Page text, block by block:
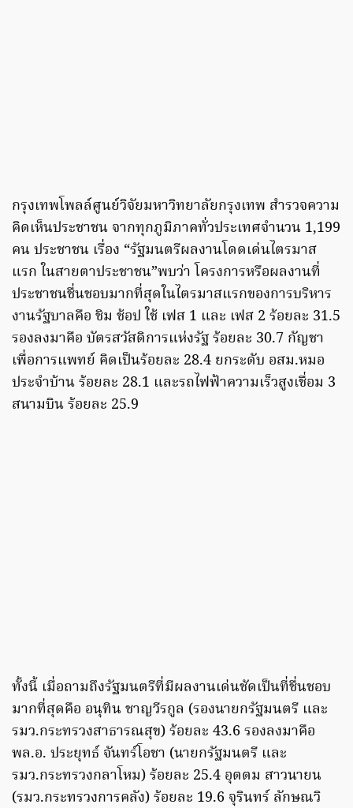
กรุงเทพโพลล์ศูนย์วิจัยมหาวิทยาลัยกรุงเทพ สำรวจความ
คิดเห็นประชาชน จากทุกภูมิภาคทั่วประเทศจำนวน 1,199
คน ประชาชน เรื่อง “รัฐมนตรีผลงานโดดเด่นไตรมาส
แรก ในสายตาประชาชน”พบว่า โครงการหรือผลงานที่
ประชาชนชื่นชอบมากที่สุดในไตรมาสแรกของการบริหาร
งานรัฐบาลคือ ชิม ช้อป ใช้ เฟส 1 และ เฟส 2 ร้อยละ 31.5
รองลงมาคือ บัตรสวัสดิการแห่งรัฐ ร้อยละ 30.7 กัญชา
เพื่อการแพทย์ คิดเป็นร้อยละ 28.4 ยกระดับ อสม.หมอ
ประจำบ้าน ร้อยละ 28.1 และรถไฟฟ้าความเร็วสูงเชื่อม 3
สนามบิน ร้อยละ 25.9
ทั้งนี้ เมื่อถามถึงรัฐมนตรีที่มีผลงานเด่นชัดเป็นที่ชื่นชอบ
มากที่สุดคือ อนุทิน ชาญวีรกูล (รองนายกรัฐมนตรี และ
รมว.กระทรวงสาธารณสุข) ร้อยละ 43.6 รองลงมาคือ
พล.อ. ประยุทธ์ จันทร์โอชา (นายกรัฐมนตรี และ
รมว.กระทรวงกลาโหม) ร้อยละ 25.4 อุตตม สาวนายน
(รมว.กระทรวงการคลัง) ร้อยละ 19.6 จุรินทร์ ลักษณวิ